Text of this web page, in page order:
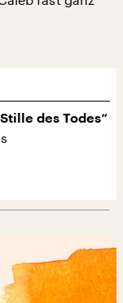
des Todes“